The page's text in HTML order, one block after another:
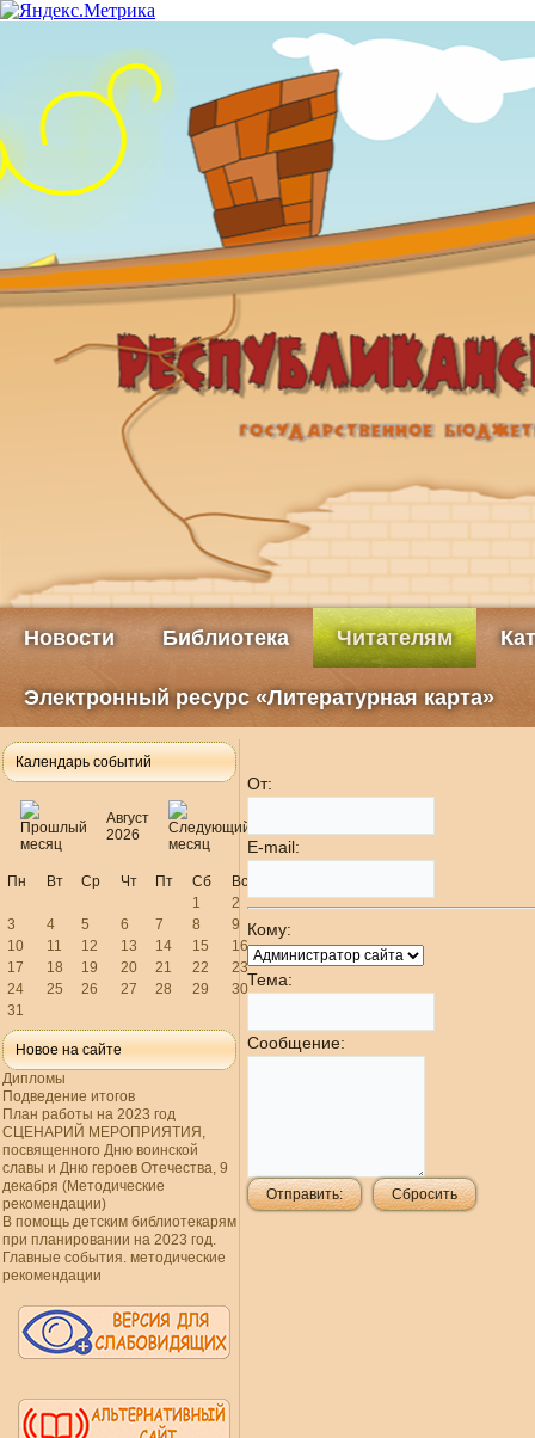
Новости Библиотека Читателям
Электронный ресурс «Литературная карта»
Календарь событий
Август
2026
Пн Вт Ср Чт Пт Сб
Вс
1
2
3
4 5 6 7 8
9
10
11 12 13 14 15
16
17
18 19 20 21 22
23
24
25 26 27 28 29
30
31
Новое на сайте
Дипломы
Подведение итогов
План работы на 2023 год
СЦЕНАРИЙ МЕРОПРИЯТИЯ,
посвященного Дню воинской
славы и Дню героев Отечества, 9
декабря (Методические
рекомендации)
В помощь детским библиотекарям
при планировании на 2023 год.
Главные события. методические
рекомендации
От:
E-mail:
Кому:
Тема:
Сообщение:
Отправить: Сбросить